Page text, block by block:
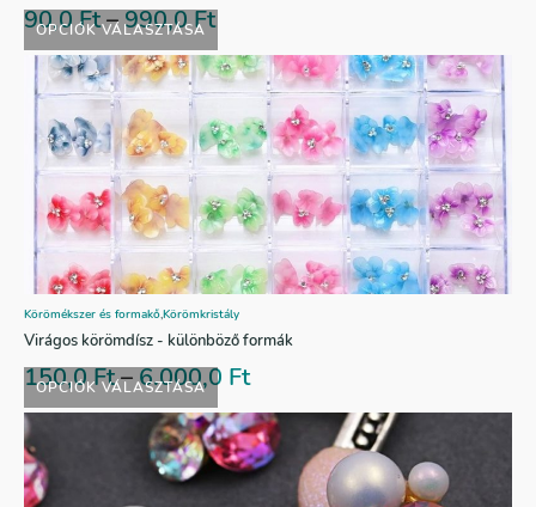
OPCIÓK VÁLASZTÁSA
90,0Ft–990,0Ft
OPCIÓK VÁLASZTÁSA
Körömékszer és formakő,Körömkristály
Virágos körömdísz - különböző formák
150,0Ft–6.000,0 Ft